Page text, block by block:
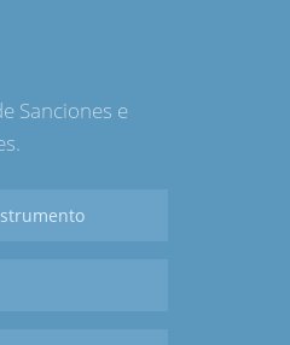
Sanciones e